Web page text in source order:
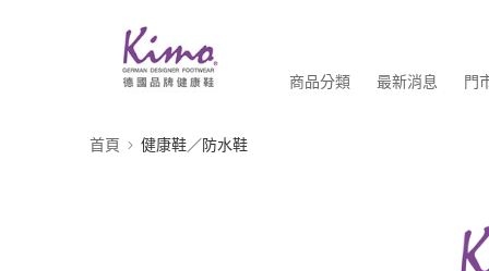
商品分類 最新消息 門
首頁 健康鞋／防水鞋